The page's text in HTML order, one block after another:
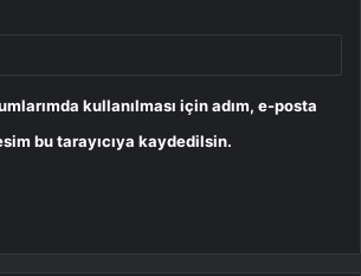
kullanılması için adım, e-posta
bu tarayıcıya kaydedilsin.